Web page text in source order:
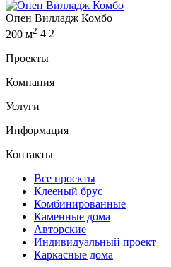
Опен Вилладж Комбо
200 м2 4 2
Проекты
Компания
Услуги
Информация
Контакты
Все проекты
Клееный брус
Комбинированные
Каменные дома
Авторские
Индивидуальный проект
Каркасные дома